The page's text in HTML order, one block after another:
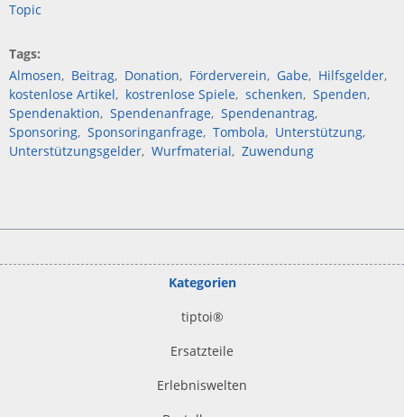
Topic
Tags
Almosen
Beitrag Donation Förderverein Gabe
Hilfsgelder
kostenlose Artikel
kostrenlose Spiele schenken
Spenden
Spendenaktion
Spendenanfrage Spendenantrag
Sponsoring Sponsoringanfrage Tombola
Unterstützung
Unterstützungsgelder Wurfmaterial Zuwendung
Kategorien
tiptoi®
Ersatzteile
Erlebniswelten